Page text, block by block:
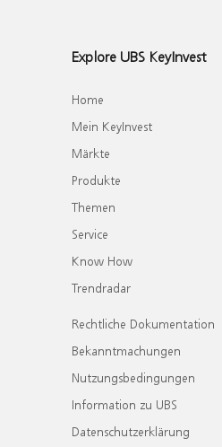
Explore UBS KeyInvest
Home
Mein KeyInvest
Märkte
Produkte
Themen
Service
Know How
Trendradar
Rechtliche Dokumentation
Bekanntmachungen
Nutzungsbedingungen
Information zu UBS
Datenschutzerklärung